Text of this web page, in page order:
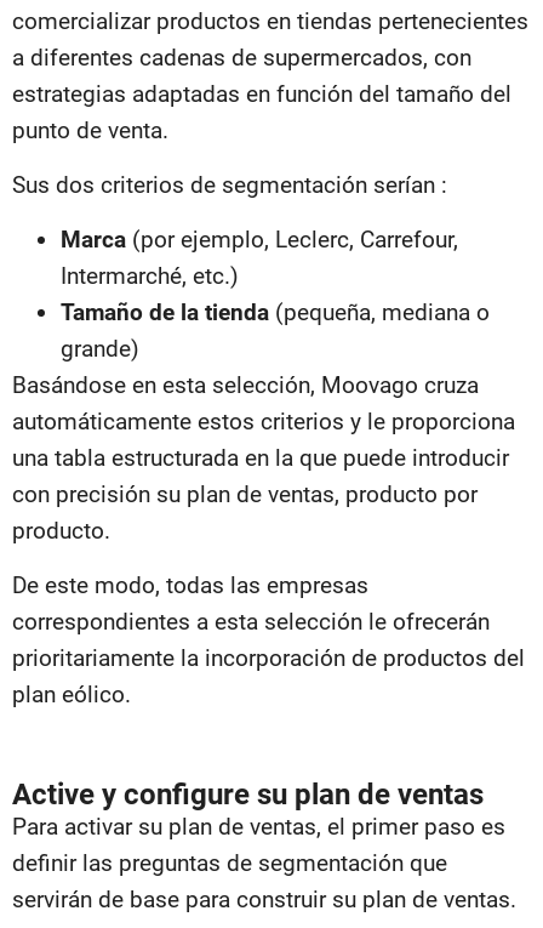
comercializar productos en tiendas pertenecientes
a diferentes cadenas de supermercados, con
estrategias adaptadas en función del tamaño del
punto de venta.
Sus dos criterios de segmentación serían :
Marca (por ejemplo, Leclerc, Carrefour,
Intermarché, etc.)
Tamaño de la tienda (pequeña, mediana o
grande)
Basándose en esta selección, Moovago cruza
automáticamente estos criterios y le proporciona
una tabla estructurada en la que puede introducir
con precisión su plan de ventas, producto por
producto.
De este modo, todas las empresas
correspondientes a esta selección le ofrecerán
prioritariamente la incorporación de productos del
plan eólico.
Active y configure su plan de ventas
Para activar su plan de ventas, el primer paso es
definir las preguntas de segmentación que
servirán de base para construir su plan de ventas.